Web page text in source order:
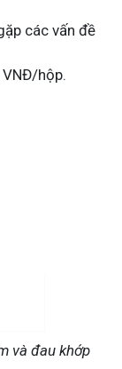
các vấn đề
hộp.
và đau khớp